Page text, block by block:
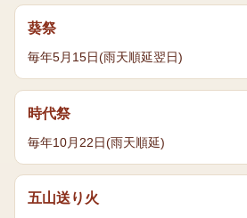
葵祭
毎年5月15日(雨天順延翌日)
時代祭
毎年10月22日(雨天順延)
五山送り火